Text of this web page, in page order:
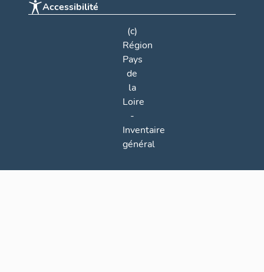
Accessibilité
(c)
Région
Pays
de
la
Loire
-
Inventaire
général